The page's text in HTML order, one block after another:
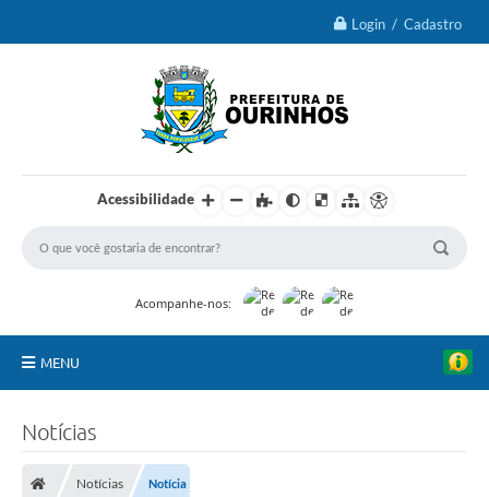
Login / Cadastro
Acessibilidade
Acompanhe-nos:
MENU
Notícias
Notícias Notícia